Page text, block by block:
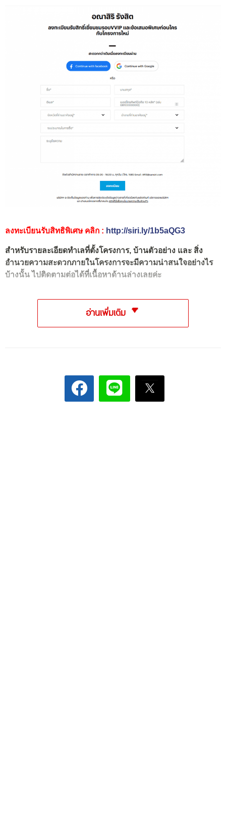
ลงทะเบียนรับสิทธิพิเศษ คลิก : http://siri.ly/1b5aQG3
สำหรับรายละเอียดทำเลที่ตั้งโครงการ, บ้านตัวอย่าง และ สิ่ง
อำนวยความสะดวกภายในโครงการจะมีความน่าสนใจอย่างไร
บ้างนั้น ไปติดตามต่อได้ที่เนื้อหาด้านล่างเลยค่ะ
อ่านเพิ่มเติม